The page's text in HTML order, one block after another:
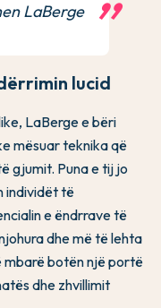
LaBerge
lucid
LaBerge e bëri
mësuar teknika që
gjumit. Puna e tij jo
individët të
e ëndrrave të
dhe më të lehta
mbarë botën një portë
dhe zhvillimit